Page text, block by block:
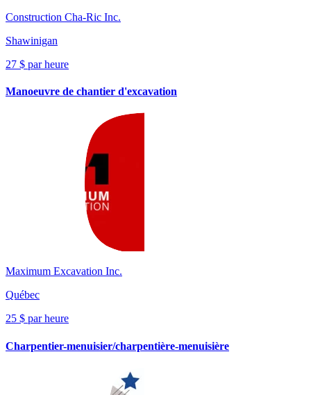
Construction Cha-Ric Inc.
Shawinigan
27 $ par heure
Manoeuvre de chantier d'excavation
Maximum Excavation Inc.
Québec
25 $ par heure
Charpentier-menuisier/charpentière-menuisière